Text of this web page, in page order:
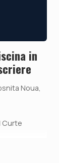
in
Noua,
Curte
lux, situat